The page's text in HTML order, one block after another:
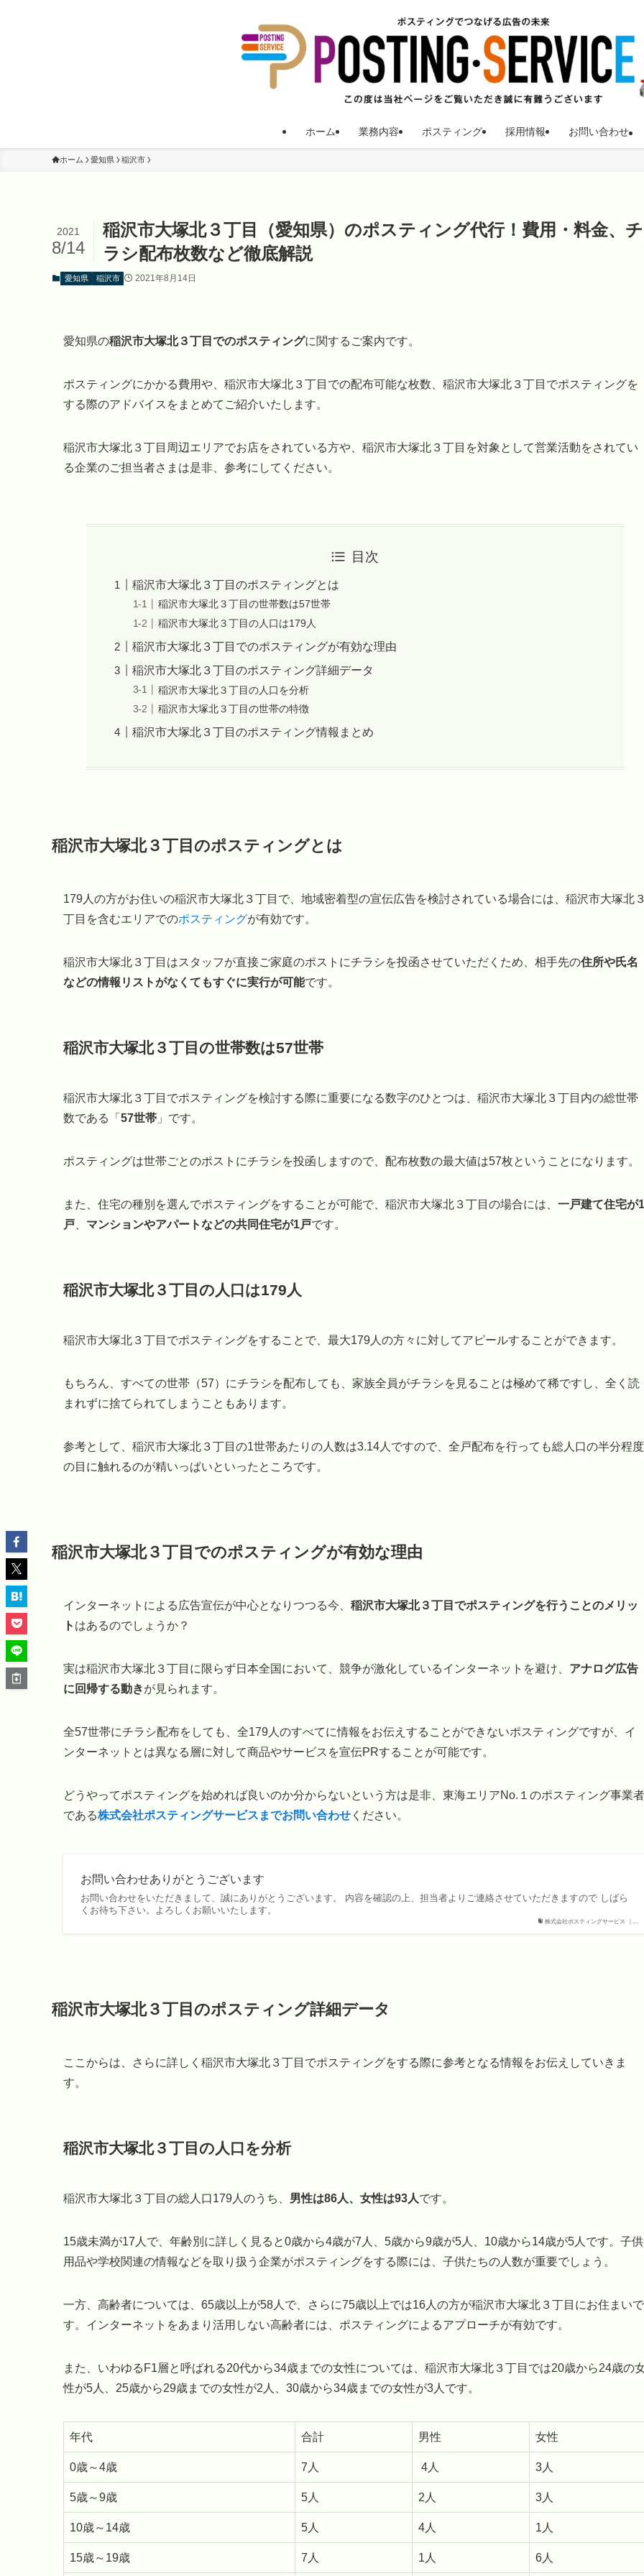
ホーム 業務内容 ポスティング 採用情報 お問い合わせ
ホーム 愛知県 稲沢市
稲沢市大塚北３丁目（愛知県）のポスティング代行！費用・料金、チ
ラシ配布枚数など徹底解説
2021
8/14
愛知県 稲沢市 2021年8月14日
愛知県の稲沢市大塚北３丁目でのポスティングに関するご案内です。
ポスティングにかかる費用や、稲沢市大塚北３丁目での配布可能な枚数、稲沢市大塚北３丁目でポスティングを
する際のアドバイスをまとめてご紹介いたします。
稲沢市大塚北３丁目周辺エリアでお店をされている方や、稲沢市大塚北３丁目を対象として営業活動をされてい
る企業のご担当者さまは是非、参考にしてください。
目次
稲沢市大塚北３丁目のポスティングとは
稲沢市大塚北３丁目の世帯数は57世帯
稲沢市大塚北３丁目の人口は179人
稲沢市大塚北３丁目でのポスティングが有効な理由
稲沢市大塚北３丁目のポスティング詳細データ
稲沢市大塚北３丁目の人口を分析
稲沢市大塚北３丁目の世帯の特徴
稲沢市大塚北３丁目のポスティング情報まとめ
稲沢市大塚北３丁目のポスティングとは
179人の方がお住いの稲沢市大塚北３丁目で、地域密着型の宣伝広告を検討されている場合には、稲沢市大塚北
丁目を含むエリアでのポスティングが有効です。
稲沢市大塚北３丁目はスタッフが直接ご家庭のポストにチラシを投函させていただくため、相手先の住所や氏名
などの情報リストがなくてもすぐに実行が可能です。
稲沢市大塚北３丁目の世帯数は57世帯
稲沢市大塚北３丁目でポスティングを検討する際に重要になる数字のひとつは、稲沢市大塚北３丁目内の総世帯
数である「 57世帯 」です。
ポスティングは世帯ごとのポストにチラシを投函しますので、配布枚数の最大値は57枚ということになります。
また、住宅の種別を選んでポスティングをすることが可能で、稲沢市大塚北３丁目の場合には、 一戸建て住宅が1
戸
マンションやアパートなどの共同住宅が1戸です。
稲沢市大塚北３丁目の人口は179人
稲沢市大塚北３丁目でポスティングをすることで、最大179人の方々に対してアピールすることができます。
もちろん、すべての世帯（57）にチラシを配布しても、家族全員がチラシを見ることは極めて稀ですし、全く読
まれずに捨てられてしまうこともあります。
参考として、稲沢市大塚北３丁目の1世帯あたりの人数は3.14人ですので、全戸配布を行っても総人口の半分程度
の目に触れるのが精いっぱいといったところです。
稲沢市大塚北３丁目でのポスティングが有効な理由
インターネットによる広告宣伝が中心となりつつる今、 稲沢市大塚北３丁目でポスティングを行うことのメリッ
ト はあるのでしょうか？
実は稲沢市大塚北３丁目に限らず日本全国において、競争が激化しているインターネットを避け、 アナログ広告
に回帰する動きが見られます。
全57世帯にチラシ配布をしても、全179人のすべてに情報をお伝えすることができないポスティングですが、イ
ンターネットとは異なる層に対して商品やサービスを宣伝PRすることが可能です。
どうやってポスティングを始めれば良いのか分からないという方は是非、東海エリアNo.１のポスティング事業者
である株式会社ポスティングサービスまでお問い合わせ ください。
株式会社ポスティングサービス ｜...
お問い合わせありがとうございます
お問い合わせをいただきまして、誠にありがとうございます。 内容を確認の上、担当者よりご連絡させていただきますので しばら
くお待ち下さい。よろしくお願いいたします。
稲沢市大塚北３丁目のポスティング詳細データ
ここからは、さらに詳しく稲沢市大塚北３丁目でポスティングをする際に参考となる情報をお伝えしていきま
す。
稲沢市大塚北３丁目の人口を分析
稲沢市大塚北３丁目の総人口179人のうち、 男性は86人、女性は93人です。
15歳未満が17人で、年齢別に詳しく見ると0歳から4歳が7人、5歳から9歳が5人、10歳から14歳が5人です。子供
用品や学校関連の情報などを取り扱う企業がポスティングをする際には、子供たちの人数が重要でしょう。
一方、高齢者については、65歳以上が58人で、さらに75歳以上では16人の方が稲沢市大塚北３丁目にお住まいで
す。インターネットをあまり活用しない高齢者には、ポスティングによるアプローチが有効です。
また、いわゆるF1層と呼ばれる20代から34歳までの女性については、稲沢市大塚北３丁目では20歳から24歳の
性が5人、25歳から29歳までの女性が2人、30歳から34歳までの女性が3人です。
年代 合計 男性 女性
0歳～4歳 7人 4人 3人
5歳～9歳 5人 2人 3人
10歳～14歳 5人 4人 1人
15歳～19歳 7人 1人 6人